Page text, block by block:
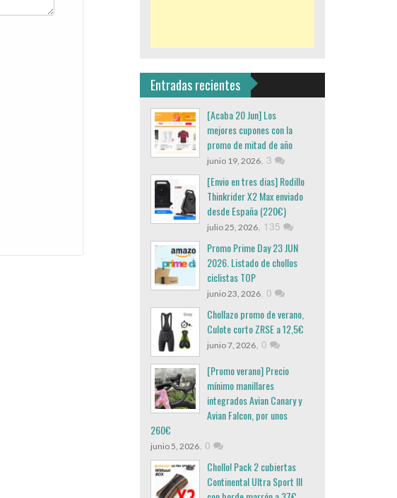
Entradas recientes
[Acaba 20 Jun] Los
mejores cupones con la
promo de mitad de año
junio 19, 2026, 3
[Envio en tres dias] Rodillo
Thinkrider X2 Max enviado
desde España (220€)
julio 25, 2026, 135
Promo Prime Day 23 JUN
2026. Listado de chollos
ciclistas TOP
junio 23, 2026, 0
Chollazo promo de verano,
Culote corto ZRSE a 12,5€
junio 7, 2026, 0
[Promo verano] Precio
mínimo manillares
integrados Avian Canary y
Avian Falcon, por unos
260€
junio 5, 2026, 0
Chollo! Pack 2 cubiertas
Continental Ultra Sport III